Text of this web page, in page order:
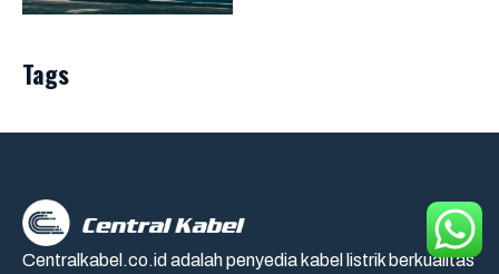
Tags
Centralkabel.co.id adalah penyedia kabel listrik berkualitas